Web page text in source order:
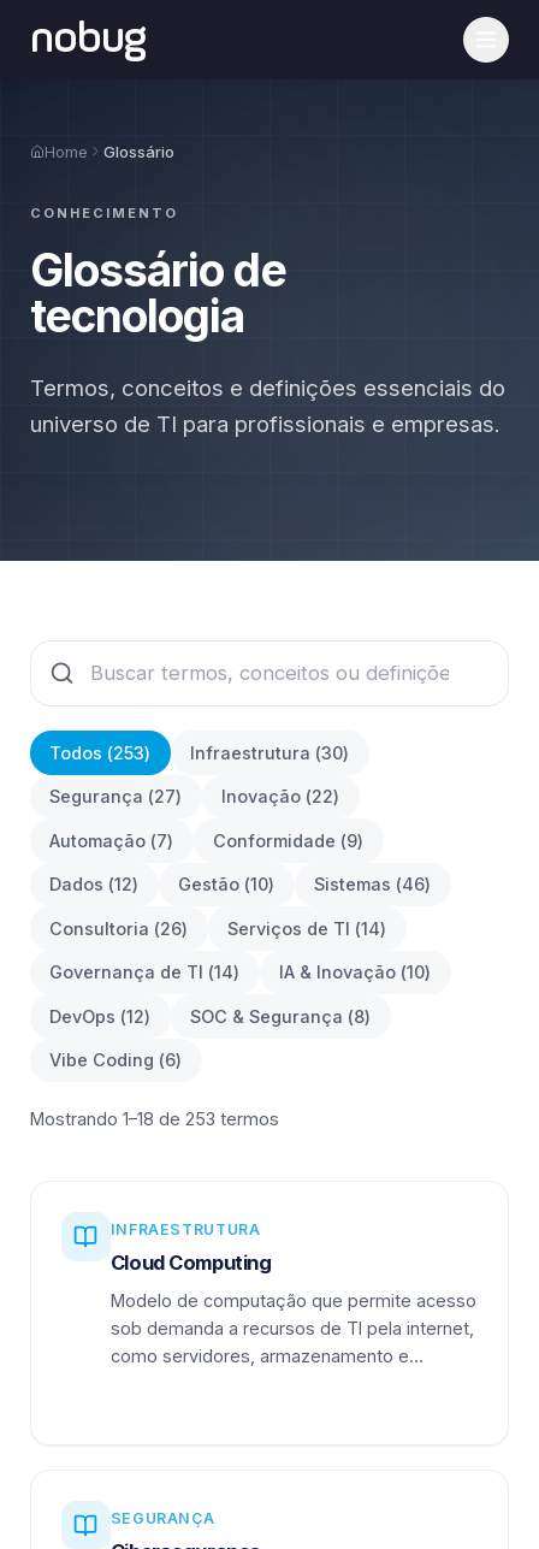
nobug
Home Glossário
CONHECIMENTO
Glossário de
tecnologia
Termos, conceitos e definições essenciais do
universo de TI para profissionais e empresas.
Todos (253) Infraestrutura (30)
Segurança (27) Inovação (22)
Automação (7) Conformidade (9)
Dados (12) Gestão (10) Sistemas (46)
Consultoria (26) Serviços de TI (14)
Governança de TI (14) IA & Inovação (10)
DevOps (12) SOC & Segurança (8)
Vibe Coding (6)
Mostrando 1–18 de 253 termos
INFRAESTRUTURA
Cloud Computing
Modelo de computação que permite acesso
sob demanda a recursos de TI pela internet,
como servidores, armazenamento e
SEGURANÇA